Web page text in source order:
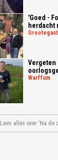
'Goed -
herdacht
grootegast
Vergeten
warffum
Lees alles over 'Na de